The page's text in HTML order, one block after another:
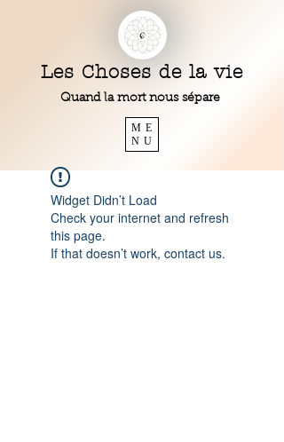
Les Choses de la vie
Quand la mort nous sépare
ME
NU
Widget Didn’t Load
Check your internet and refresh
this page.
If that doesn’t work, contact us.